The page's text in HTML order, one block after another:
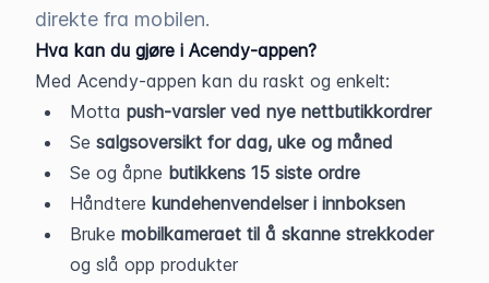
direkte fra mobilen.
Hva kan du gjøre i Acendy-appen?
Med Acendy-appen kan du raskt og enkelt:
Motta push-varsler ved nye nettbutikkordrer
Se salgsoversikt for dag, uke og måned
Se og åpne butikkens 15 siste ordre
Håndtere kundehenvendelser i innboksen
Bruke mobilkameraet til å skanne strekkoder
og slå opp produkter